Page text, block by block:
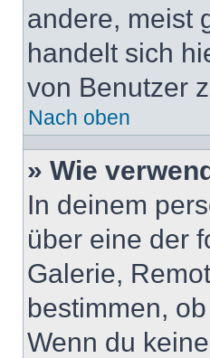
andere, meist
handelt sich
von Benutzer
Nach oben
» Wie
In deinem
über eine der
Galerie,
bestimmen,
Wenn du